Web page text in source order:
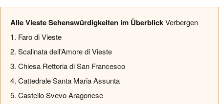
Alle Vieste Sehenswürdigkeiten im ÜberblickVerbergen
1. Faro di Vieste
2. Scalinata dell’Amore di Vieste
3. Chiesa Rettoria di San Francesco
4. Cattedrale Santa Maria Assunta
5. Castello Svevo Aragonese